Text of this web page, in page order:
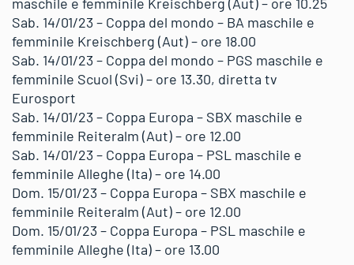
Sab. 14/01/23 – Coppa del mondo – BA maschile e
femminile Kreischberg (Aut) – ore 18.00
Sab. 14/01/23 – Coppa del mondo – PGS maschile e
femminile Scuol (Svi) – ore 13.30, diretta tv
Eurosport
Sab. 14/01/23 – Coppa Europa – SBX maschile e
femminile Reiteralm (Aut) – ore 12.00
Sab. 14/01/23 – Coppa Europa – PSL maschile e
femminile Alleghe (Ita) – ore 14.00
Dom. 15/01/23 – Coppa Europa – SBX maschile e
femminile Reiteralm (Aut) – ore 12.00
Dom. 15/01/23 – Coppa Europa – PSL maschile e
femminile Alleghe (Ita) – ore 13.00